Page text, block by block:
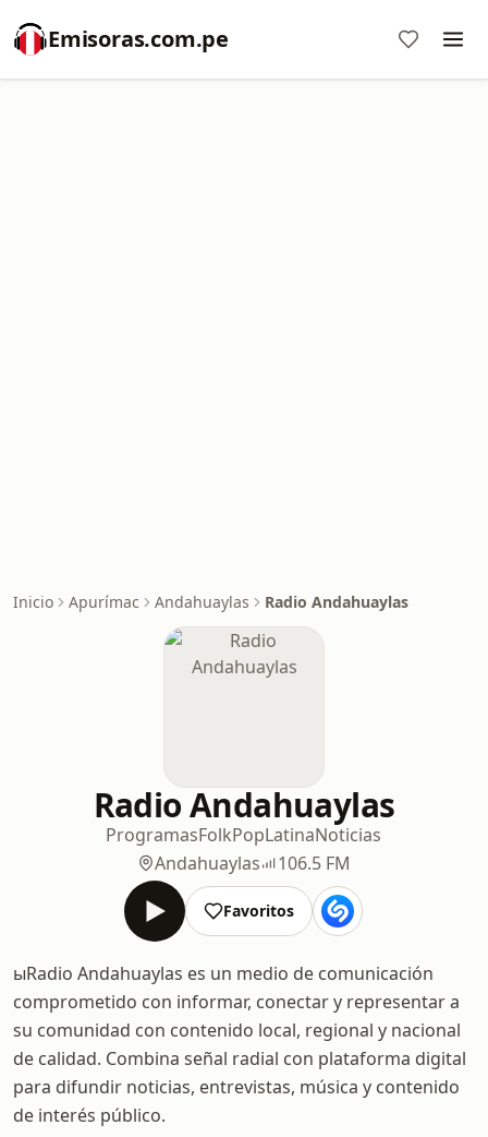
Emisoras.com.pe
Inicio Apurímac Andahuaylas Radio Andahuaylas
Radio Andahuaylas
ProgramasFolkPopLatinaNoticias
Andahuaylas
106.5 FM
Favoritos
ыRadio Andahuaylas es un medio de comunicación
comprometido con informar, conectar y representar a
su comunidad con contenido local, regional y nacional
de calidad. Combina señal radial con plataforma digital
para difundir noticias, entrevistas, música y contenido
de interés público.